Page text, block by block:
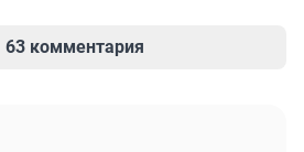
63 комментария